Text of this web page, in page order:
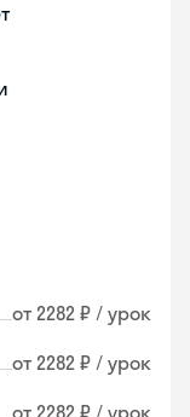
от 2282 ₽ / урок
от 2282 ₽ / урок
от 2282 ₽ / урок